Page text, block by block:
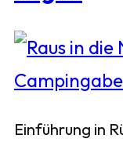
Einführung in